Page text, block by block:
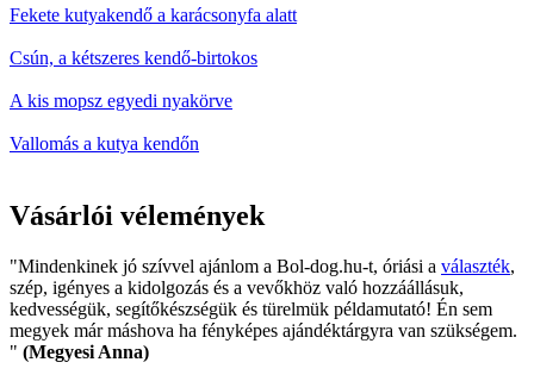
Fekete kutyakendő a karácsonyfa alatt
Csún, a kétszeres kendő-birtokos
A kis mopsz egyedi nyakörve
Vallomás a kutya kendőn
Vásárlói vélemények
"Mindenkinek jó szívvel ajánlom a Bol-dog.hu-t, óriási a választék,
szép, igényes a kidolgozás és a vevőkhöz való hozzáállásuk,
kedvességük, segítőkészségük és türelmük példamutató! Én sem
megyek már máshova ha fényképes ajándéktárgyra van szükségem.
" (Megyesi Anna)